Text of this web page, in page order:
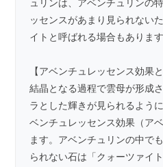
ュリンは、アベンチュリンの
ッセンスがあまり見られない
イトと呼ばれる場合もあります
【アベンチュレッセンス効果と
結晶となる過程で雲母が形成
ラとした輝きが見られるよう
ベンチュレッセンス効果（ア
ます。アベンチュリンの中で
られない石は「クォーツァイ